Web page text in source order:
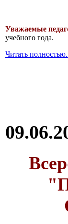
Уважаемые
учебного года.
Читать